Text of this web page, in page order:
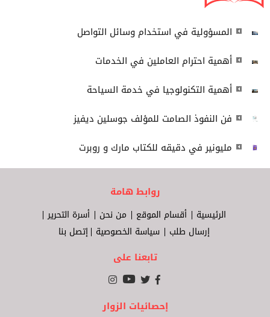
المسؤولية في استخدام وسائل التواصل
أهمية احترام العاملين في الخدمات
أهمية التكنولوجيا في خدمة السياحة
فن النفوذ الصامت للمؤلف جوسلين ديفيز
مليونير في دقيقه للكتاب مارك و روبرت
روابط هامة
الرئيسية أقسام الموقع من نحن
أسرة التحرير
إرسال طلب
سياسة الخصوصية إتصل بنا
تابعنا على
إحصائيات الزوار